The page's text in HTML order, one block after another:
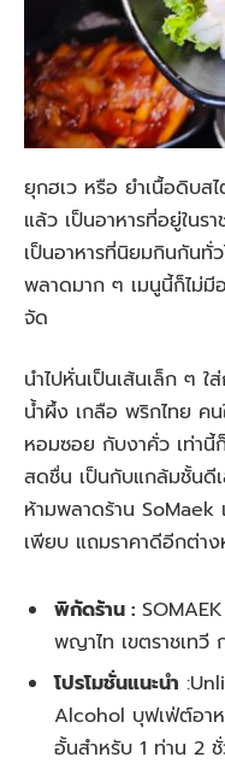
ยุกฮเว หรือ ยำเนื้อดิบส
แล้ว เป็นอาหารที่อยู่ใน
เป็นอาหารที่นิยมกินกันทั่
พลาดมาก ๆ เมนูนี้ก็ไม่มี
จัด
นำไปหั่นเป็นเส้นเล็ก ๆ
น้ำผึ้ง เกลือ พริกไทย คน
หอมซอย กับงาคั่ว เท่านี้
สดชื่น เป็นกับแกล้มชั้นดี
ห้ามพลาดร้าน SoMaek
เพียบ แถมราคาดีอีกต่าง
พิกัดร้าน :
พญาไท เขตราชเทวี
โปรโมชั่นแนะนำ
Alcohol บุฟเฟ่ต์อาห
อั้นสำหรับ 1 ท่าน 2